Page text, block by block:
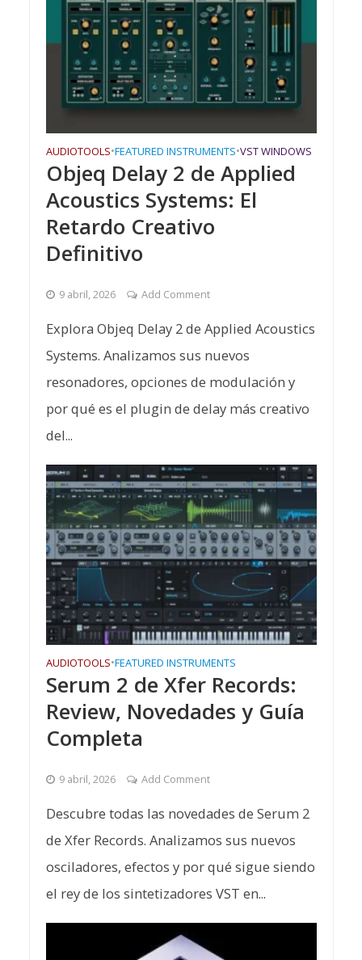
AUDIOTOOLS•FEATURED INSTRUMENTS•VST WINDOWS
Objeq Delay 2 de Applied
Acoustics Systems: El
Retardo Creativo
Definitivo
9 abril, 2026 Add Comment
Explora Objeq Delay 2 de Applied Acoustics
Systems. Analizamos sus nuevos
resonadores, opciones de modulación y
por qué es el plugin de delay más creativo
del...
AUDIOTOOLS•FEATURED INSTRUMENTS
Serum 2 de Xfer Records:
Review, Novedades y Guía
Completa
9 abril, 2026 Add Comment
Descubre todas las novedades de Serum 2
de Xfer Records. Analizamos sus nuevos
osciladores, efectos y por qué sigue siendo
el rey de los sintetizadores VST en...